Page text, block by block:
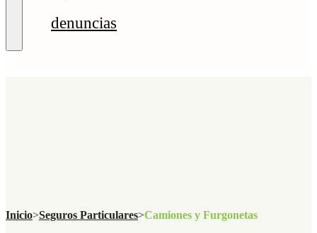
denuncias
Inicio>Seguros Particulares>Camiones y Furgonetas